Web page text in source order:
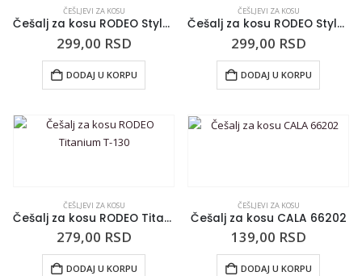
ČEŠLJEVI ZA KOSU
Češalj za kosu RODEO Style 049
299,00 RSD
DODAJ U KORPU
ČEŠLJEVI ZA KOSU
Češalj za kosu RODEO Style 047
299,00 RSD
DODAJ U KORPU
ČEŠLJEVI ZA KOSU
Češalj za kosu RODEO Titanium T-130
279,00 RSD
DODAJ U KORPU
ČEŠLJEVI ZA KOSU
Češalj za kosu CALA 66202
139,00 RSD
DODAJ U KORPU